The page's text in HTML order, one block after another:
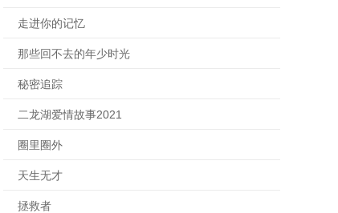
走进你的记忆
那些回不去的年少时光
秘密追踪
二龙湖爱情故事2021
圈里圈外
天生无才
拯救者